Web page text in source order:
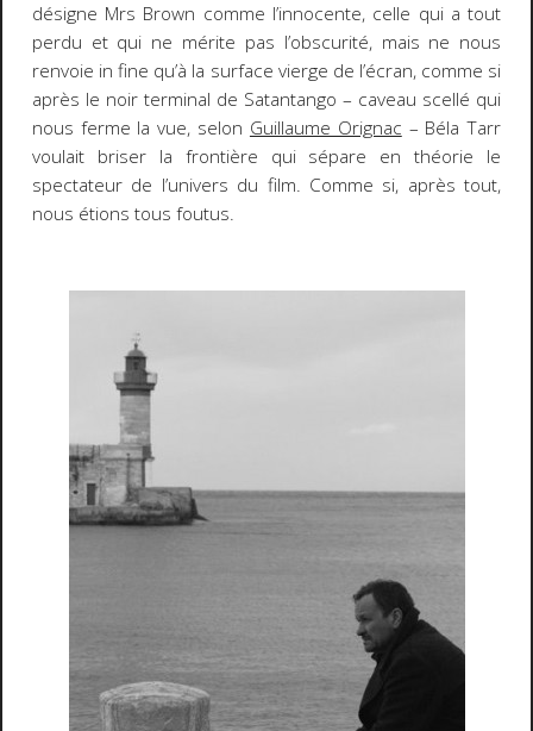
désigne Mrs Brown comme l’innocente, celle qui a tout
perdu et qui ne mérite pas l’obscurité, mais ne nous
renvoie in fine qu’à la surface vierge de l’écran, comme si
après le noir terminal de Satantango– caveau scellé qui
nous ferme la vue, selon Guillaume Orignac – Béla Tarr
voulait briser la frontière qui sépare en théorie le
spectateur de l’univers du film. Comme si, après tout,
nous étions tous foutus.